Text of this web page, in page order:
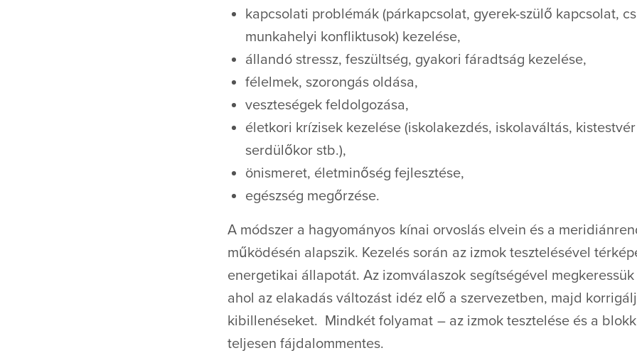
kapcsolati problémák (párkapcsolat, gyerek-szülő kapcsolat,
munkahelyi konfliktusok) kezelése,
állandó stressz, feszültség, gyakori fáradtság kezelése,
félelmek, szorongás oldása,
veszteségek feldolgozása,
életkori krízisek kezelése (iskolakezdés, iskolaváltás,
serdülőkor stb.),
önismeret, életminőség fejlesztése,
egészség megőrzése.
A módszer a hagyományos kínai orvoslás elvein és a
működésén alapszik. Kezelés során az izmok tesztelésével
energetikai állapotát. Az izomválaszok segítségével
ahol az elakadás változást idéz elő a szervezetben, majd
kibillenéseket. Mindkét folyamat – az izmok tesztelése és a
teljesen fájdalommentes.